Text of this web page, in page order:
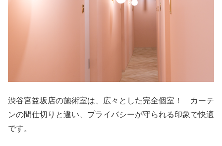
渋谷宮益坂店の施術室は、広々とした完全個室！ カーテ
ンの間仕切りと違い、プライバシーが守られる印象で快適
です。